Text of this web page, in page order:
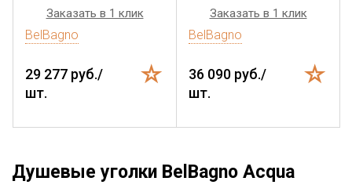
Заказать в 1 клик
BelBagno
29 277 руб./
шт.
Заказать в 1 клик
BelBagno
36 090 руб./
шт.
Душевые уголки BelBagno Acqua